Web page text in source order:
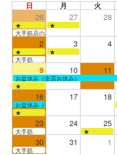
日 月 火
26 27 28
★ ★
大手筋店のみ営業
2 3 4
★ ★
大手筋
9 10 11
お盆休み（全店お休み）
★
16 17 18
お盆休み（全店お休み）
★
23 24 25
大手筋 ★
30 31 1
大手筋